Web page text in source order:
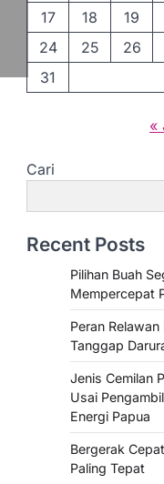
17
18 19
24
25 26
31
«
Cari
Recent Posts
Pilihan Buah
Mempercepat
Peran
Tanggap
Jenis Cemilan
Usai
Energi Papua
Bergerak
Paling Tepat